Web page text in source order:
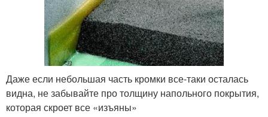
Даже если небольшая часть кромки все-таки осталась
видна, не забывайте про толщину напольного покрытия,
которая скроет все «изъяны»